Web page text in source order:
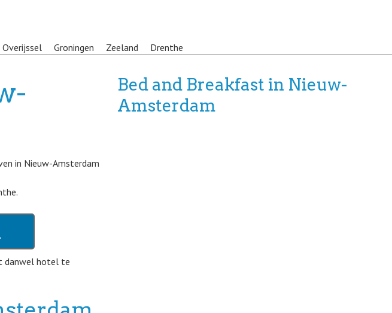
Overijssel Groningen Zeeland Drenthe
in Nieuw-Amsterdam
danwel hotel te
Bed and Breakfast in Nieuw-
Amsterdam